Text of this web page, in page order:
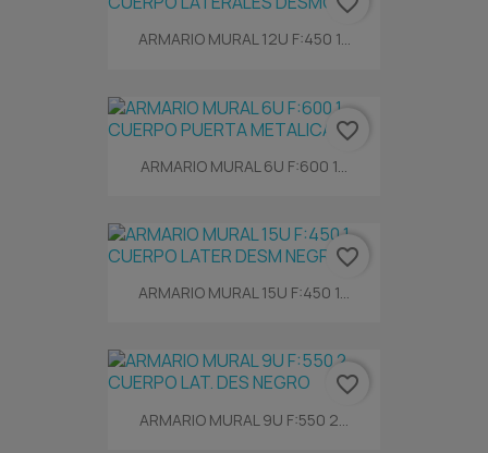
ARMARIO MURAL 12U F:450 1...
ARMARIO MURAL 6U F:600 1...
favorite_border
ARMARIO MURAL 15U F:450 1...
favorite_border
ARMARIO MURAL 9U F:550 2...
favorite_border